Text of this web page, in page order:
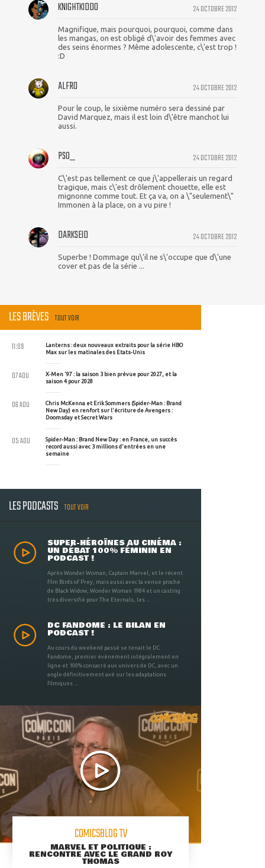
24 OCTOBRE 2012
KNIGHTKIDDO
Magnifique, mais pourquoi, pourquoi, comme dans
les mangas, on est obligé d\'avoir des femmes avec
des seins énormes ? Même adolescente, c\'est trop !
:D
24 OCTOBRE 2012
ALFRO
Pour le coup, le sixième numéro sera dessiné par
David Marquez, mais il est loin d\'être manchot lui
aussi.
24 OCTOBRE 2012
PSO_
C\'est pas tellement ce que j\'appellerais un regard
tragique, mais c\'est drôlement chouette, elle est
mignonne comme tout. Et ça va, on a \"seulement\"
Immonen à la place, on a vu pire !
24 OCTOBRE 2012
DARKSEID
Superbe ! Dommage qu\'il ne s\'occupe que d\'une
cover et pas de la série ...
LES BRÈVES TOUT VOIR
Lanterns : deux nouveaux extraits pour la série HBO
Max sur les matinales des Etats-Unis
11:09
X-Men '97 : la saison 3 bien prévue pour 2027, et la
saison 4 pour 2028
07 AOU
Chris McKenna et Erik Sommers (Spider-Man : Brand
New Day) en renfort sur l'écriture de Avengers :
Doomsday et Secret Wars
06 AOU
Spider-Man : Brand New Day : en France, un succès
record aussi avec 3 millions d'entrées en une
semaine
05 AOU
LES PODCASTS TOUT VOIR
SUPER-HÉROÏNES AU CINÉMA :
UN DÉBAT 100% FÉMININ EN
PODCAST !
Après Wonder Woman, Captain Marvel, et le récent
film Birds of Prey, mais aussi avec la venue proche
de Black Widow, Wonder Woman 1984 et un casting
très diversifié pour The Eternals, les ...
DC FANDOME : LE BILAN EN
PODCAST !
Au cours du weekend passé se tenait le DC
Fandome, premier évènement intégralement en
ligne et 100% consacré aux univers de DC, avec un
angle définitivement axé sur les adaptations
filmiques ...
COMICSBLOG TV
MARVEL ET POLITIQUE :
RENCONTRE AVEC LE GRAND ROY
THOMAS